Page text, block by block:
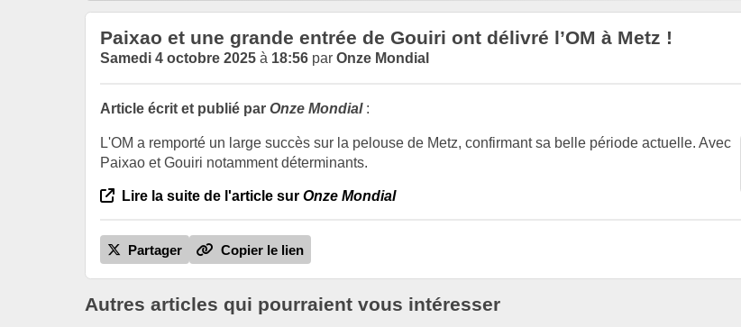
Paixao et une grande entrée de Gouiri ont délivré l’OM à Metz !
Samedi 4 octobre 2025 à 18:56 par Onze Mondial
Article écrit et publié par Onze Mondial:
L'OM a remporté un large succès sur la pelouse de Metz, confirmant sa belle période actuelle. Avec
Paixao et Gouiri notamment déterminants.
Lire la suite de l'article sur Onze Mondial
Partager Copier le lien
Autres articles qui pourraient vous intéresser